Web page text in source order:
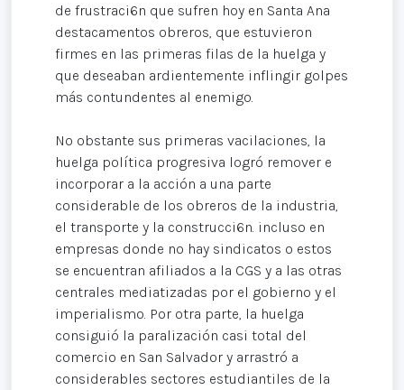
de frustraci6n que sufren hoy en Santa Ana
destacamentos obreros, que estuvieron
firmes en las primeras filas de la huelga y
que deseaban ardientemente inflingir golpes
más contundentes al enemigo.
No obstante sus primeras vacilaciones, la
huelga política progresiva logró remover e
incorporar a la acción a una parte
considerable de los obreros de la industria,
el transporte y la construcci6n. incluso en
empresas donde no hay sindicatos o estos
se encuentran afiliados a la CGS y a las otras
centrales mediatizadas por el gobierno y el
imperialismo. Por otra parte, la huelga
consiguió la paralización casi total del
comercio en San Salvador y arrastró a
considerables sectores estudiantiles de la